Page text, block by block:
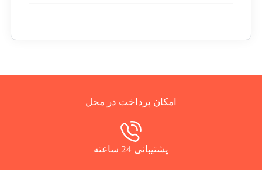
امکان پرداخت در محل
پشتیبانی 24 ساعته